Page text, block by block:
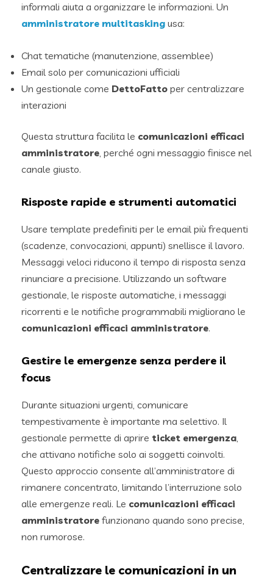
informali aiuta a organizzare le informazioni. Un
amministratore multitasking usa:
Chat tematiche (manutenzione, assemblee)
Email solo per comunicazioni ufficiali
Un gestionale come DettoFatto per centralizzare
interazioni
Questa struttura facilita le comunicazioni efficaci
amministratore, perché ogni messaggio finisce nel
canale giusto.
Risposte rapide e strumenti automatici
Usare template predefiniti per le email più frequenti
(scadenze, convocazioni, appunti) snellisce il lavoro.
Messaggi veloci riducono il tempo di risposta senza
rinunciare a precisione. Utilizzando un software
gestionale, le risposte automatiche, i messaggi
ricorrenti e le notifiche programmabili migliorano le
comunicazioni efficaci amministratore.
Gestire le emergenze senza perdere il
focus
Durante situazioni urgenti, comunicare
tempestivamente è importante ma selettivo. Il
gestionale permette di aprire ticket emergenza,
che attivano notifiche solo ai soggetti coinvolti.
Questo approccio consente all’amministratore di
rimanere concentrato, limitando l’interruzione solo
alle emergenze reali. Le comunicazioni efficaci
amministratore funzionano quando sono precise,
non rumorose.
Centralizzare le comunicazioni in un